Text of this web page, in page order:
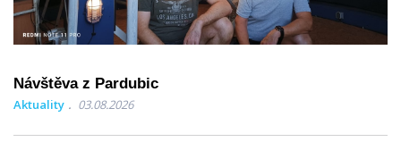
Návštěva z Pardubic
Aktuality 03.08.2026